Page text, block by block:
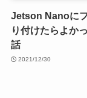
Jetson Nanoに
り付けたらよか
話
2021/12/30